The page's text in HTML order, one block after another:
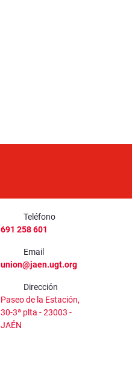
Teléfono
691 258 601
Email
union@jaen.ugt.org
Dirección
Paseo de la Estación,
30-3ª plta - 23003 -
JAÉN